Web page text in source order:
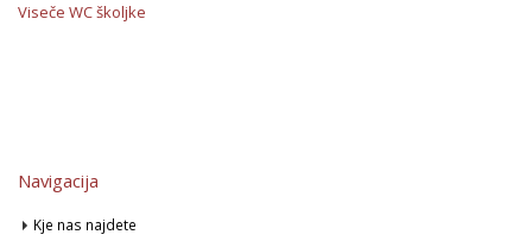
Viseče WC školjke
Navigacija
Kje nas najdete